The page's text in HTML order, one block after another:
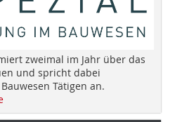
zweimal im Jahr über das
und spricht dabei
Tätigen an.